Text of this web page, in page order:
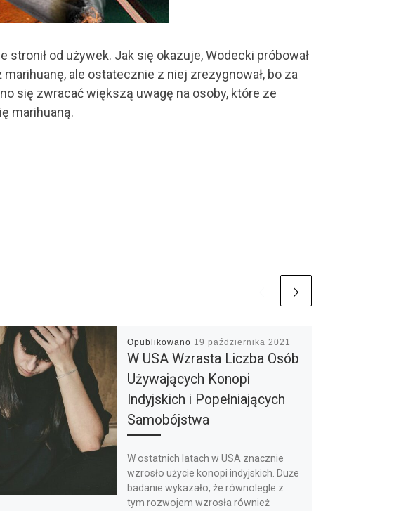
stronił od używek. Jak się okazuje, Wodecki próbował
marihuanę, ale ostatecznie z niej zrezygnował, bo za
się zwracać większą uwagę na osoby, które ze
marihuaną.
Opublikowano 19 października 2021
W USA Wzrasta Liczba Osób
Używających Konopi
Indyjskich i Popełniających
Samobójstwa
W ostatnich latach w USA znacznie
wzrosło użycie konopi indyjskich. Duże
badanie wykazało, że równolegle z
tym rozwojem wzrosła również